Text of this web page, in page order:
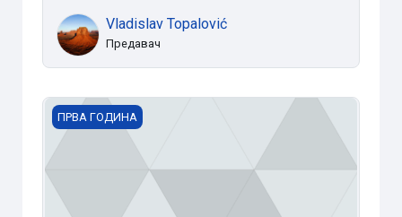
Vladislav Topalović
Предавач
Стари Завјет 1
ПРВА ГОДИНА